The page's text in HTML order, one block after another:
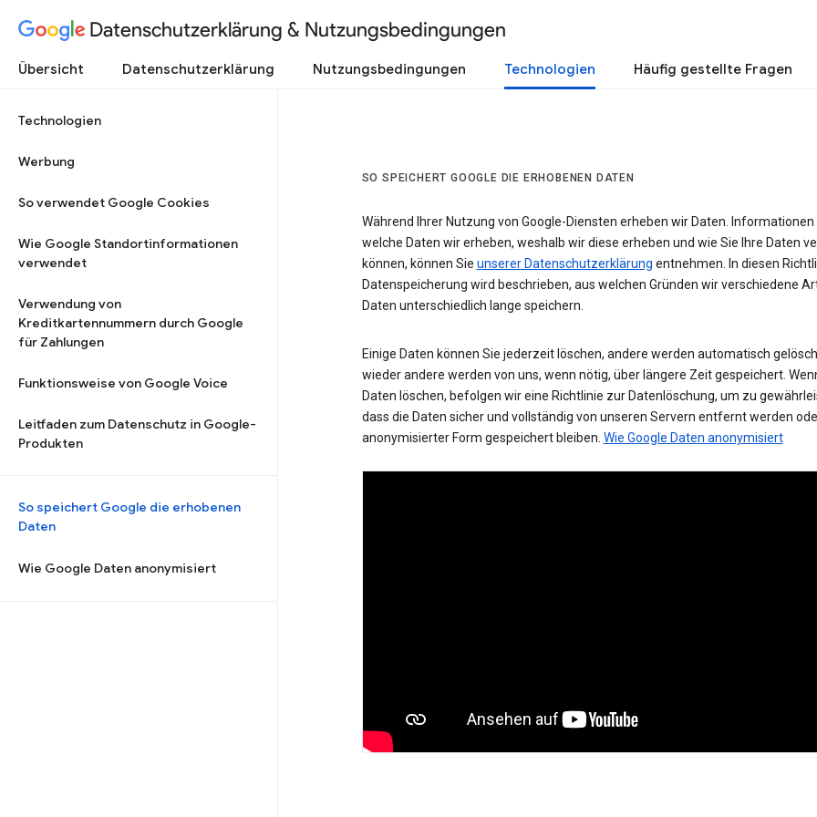
Datenschutzerklärung & Nutzungsbedingungen
Übersicht Datenschutzerklärung Nutzungsbedingungen Technologien Häufig gestellte Fragen
Technologien
Werbung
So verwendet Google Cookies
Wie Google Standortinformationen
verwendet
Verwendung von
Kreditkartennummern durch Google
für Zahlungen
Funktionsweise von Google Voice
Leitfaden zum Datenschutz in Google-
Produkten
So speichert Google die erhobenen
Daten
Wie Google Daten anonymisiert
SO SPEICHERT GOOGLE DIE ERHOBENEN DATEN
Während Ihrer Nutzung von Google-Diensten erheben wir Daten. Informationen
welche Daten wir erheben, weshalb wir diese erheben und wie Sie Ihre Daten
können, können Sie unserer Datenschutzerklärung entnehmen. In diesen
Datenspeicherung wird beschrieben, aus welchen Gründen wir verschiedene
Daten unterschiedlich lange speichern.
Einige Daten können Sie jederzeit löschen, andere werden automatisch
wieder andere werden von uns, wenn nötig, über längere Zeit gespeichert.
Daten löschen, befolgen wir eine Richtlinie zur Datenlöschung, um zu
dass die Daten sicher und vollständig von unseren Servern entfernt werden
anonymisierter Form gespeichert bleiben. Wie Google Daten anonymisiert